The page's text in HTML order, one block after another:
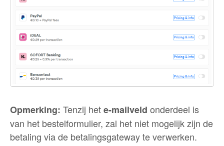
Opmerking: Tenzij hete-mailveld onderdeel is
van het bestelformulier, zal het niet mogelijk zijn de
betaling via de betalingsgateway te verwerken.